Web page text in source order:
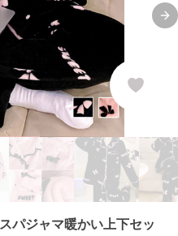
パジャマ暖かい上下セッ